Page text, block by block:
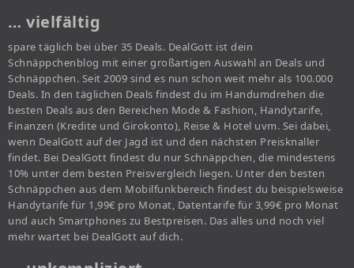
… vielfältig
spare täglich bei über 35 Deals. DealGott ist dein
Schnäppchenblog mit einer großartigen Auswahl an Deals und
Schnäppchen. Seit 2009 sind es nun schon weit mehr als 100.000
Deals. In den täglichen Deals findest du im Handumdrehen die
besten Deals aus den Bereichen Mode & Fashion, Handytarife,
Finanzen (Kredite und Girokonto), Reise & Hotel uvm. Sei dabei,
wenn DealGott auf der Jagd ist und den nächsten Preisknaller
findet. Bei DealGott findest du nur Schnäppchen, die mindestens
10% unter dem besten Preisvergleich liegen. Unter den besten
Schnäppchen aus dem Mobilfunkbereich findest du beispielsweise
Handytarife für 1,99€ pro Monat, Datentarife für 3,99€ pro Monat
und auch Smartphones zu Bestpreisen. Das alles und noch viel
mehr wartet bei DealGott auf dich.